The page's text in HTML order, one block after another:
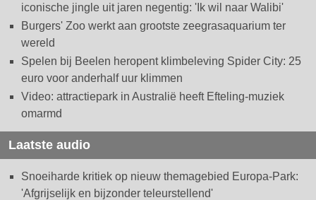
iconische jingle uit jaren negentig: 'Ik wil naar Walibi'
Burgers' Zoo werkt aan grootste zeegrasaquarium ter
wereld
Spelen bij Beelen heropent klimbeleving Spider City: 25
euro voor anderhalf uur klimmen
Video: attractiepark in Australië heeft Efteling-muziek
omarmd
Laatste audio
Snoeiharde kritiek op nieuw themagebied Europa-Park:
'Afgrijselijk en bijzonder teleurstellend'